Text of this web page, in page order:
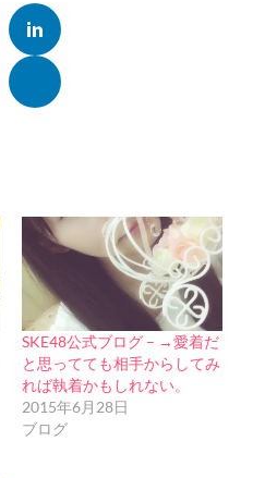
SKE48公式ブログ – →愛着だ
と思ってても相手からしてみ
れば執着かもしれない。
2015年6月28日
ブログ